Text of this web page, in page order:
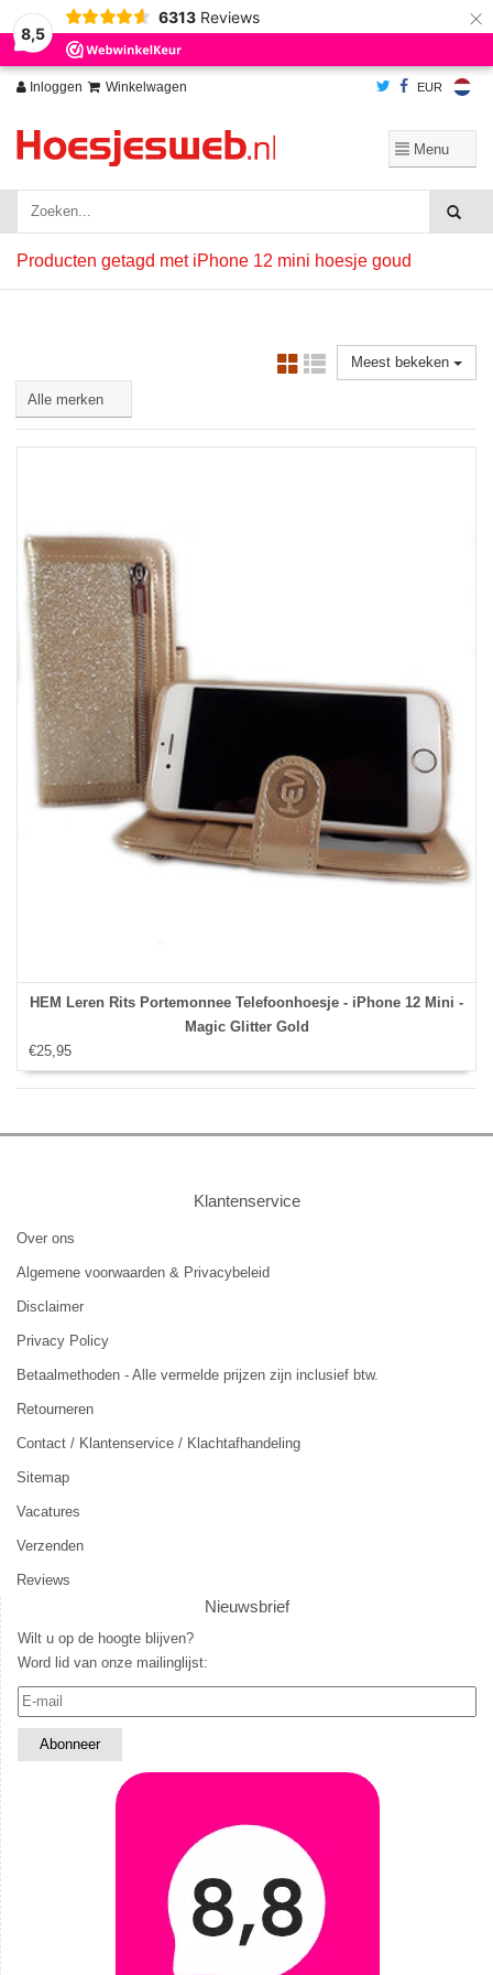
8,5
6313 Reviews ×
Inloggen Winkelwagen EUR
Producten getagd met iPhone 12 mini hoesje goud
Meest bekeken
HEM Leren Rits Portemonnee Telefoonhoesje - iPhone 12 Mini -
Magic Glitter Gold
€25,95
Klantenservice
Over ons
Algemene voorwaarden & Privacybeleid
Disclaimer
Privacy Policy
Betaalmethoden - Alle vermelde prijzen zijn inclusief btw.
Retourneren
Contact / Klantenservice / Klachtafhandeling
Sitemap
Vacatures
Verzenden
Reviews
Nieuwsbrief
Wilt u op de hoogte blijven?
Word lid van onze mailinglijst:
Wij slaan cookies op om onze website te verbeteren. Is dat akkoord?
Ja
Nee